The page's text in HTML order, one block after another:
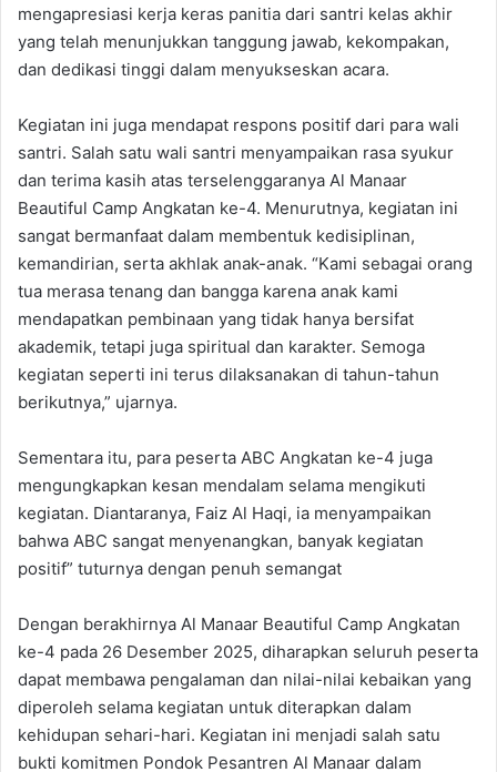
mengapresiasi kerja keras panitia dari santri kelas akhir
yang telah menunjukkan tanggung jawab, kekompakan,
dan dedikasi tinggi dalam menyukseskan acara.
Kegiatan ini juga mendapat respons positif dari para wali
santri. Salah satu wali santri menyampaikan rasa syukur
dan terima kasih atas terselenggaranya Al Manaar
Beautiful Camp Angkatan ke-4. Menurutnya, kegiatan ini
sangat bermanfaat dalam membentuk kedisiplinan,
kemandirian, serta akhlak anak-anak. “Kami sebagai orang
tua merasa tenang dan bangga karena anak kami
mendapatkan pembinaan yang tidak hanya bersifat
akademik, tetapi juga spiritual dan karakter. Semoga
kegiatan seperti ini terus dilaksanakan di tahun-tahun
berikutnya,” ujarnya.
Sementara itu, para peserta ABC Angkatan ke-4 juga
mengungkapkan kesan mendalam selama mengikuti
kegiatan. Diantaranya, Faiz Al Haqi, ia menyampaikan
bahwa ABC sangat menyenangkan, banyak kegiatan
positif” tuturnya dengan penuh semangat
Dengan berakhirnya Al Manaar Beautiful Camp Angkatan
ke-4 pada 26 Desember 2025, diharapkan seluruh peserta
dapat membawa pengalaman dan nilai-nilai kebaikan yang
diperoleh selama kegiatan untuk diterapkan dalam
kehidupan sehari-hari. Kegiatan ini menjadi salah satu
bukti komitmen Pondok Pesantren Al Manaar dalam